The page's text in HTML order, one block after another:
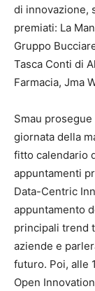
di innovazione,
premiati: La
Gruppo
Tasca Conti di
Farmacia, Jma
Smau
giornata della
fitto calendario
appuntamenti
Data-Centric
appuntamento
principali trend
aziende e
futuro. Poi, alle
Open